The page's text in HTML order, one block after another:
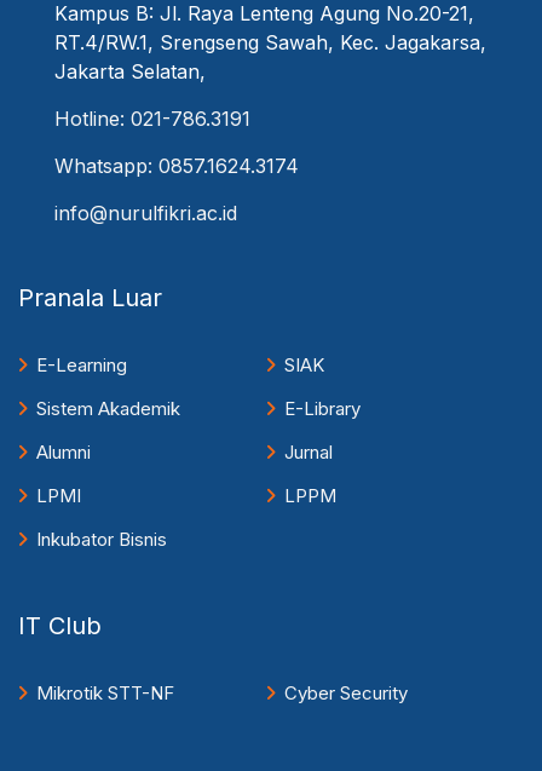
Kampus B: Jl. Raya Lenteng Agung No.20-21,
RT.4/RW.1, Srengseng Sawah, Kec. Jagakarsa,
Jakarta Selatan,
Hotline: 021-786.3191
Whatsapp: 0857.1624.3174
info@nurulfikri.ac.id
Pranala Luar
E-Learning
SIAK
Sistem Akademik
E-Library
Alumni
Jurnal
LPMI
LPPM
Inkubator Bisnis
IT Club
Mikrotik STT-NF Cyber Security